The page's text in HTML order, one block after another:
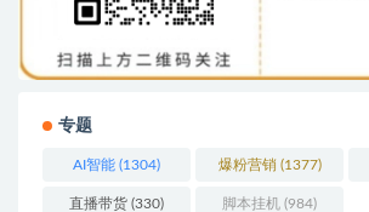
专题
AI智能 (1304) 爆粉营销 (1377)
直播带货 (330) 脚本挂机 (984)